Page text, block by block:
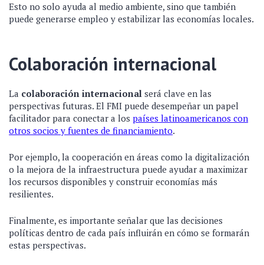
Esto no solo ayuda al medio ambiente, sino que también
puede generarse empleo y estabilizar las economías locales.
Colaboración internacional
La colaboración internacional será clave en las
perspectivas futuras. El FMI puede desempeñar un papel
facilitador para conectar a los países latinoamericanos con
otros socios y fuentes de financiamiento.
Por ejemplo, la cooperación en áreas como la digitalización
o la mejora de la infraestructura puede ayudar a maximizar
los recursos disponibles y construir economías más
resilientes.
Finalmente, es importante señalar que las decisiones
políticas dentro de cada país influirán en cómo se formarán
estas perspectivas.